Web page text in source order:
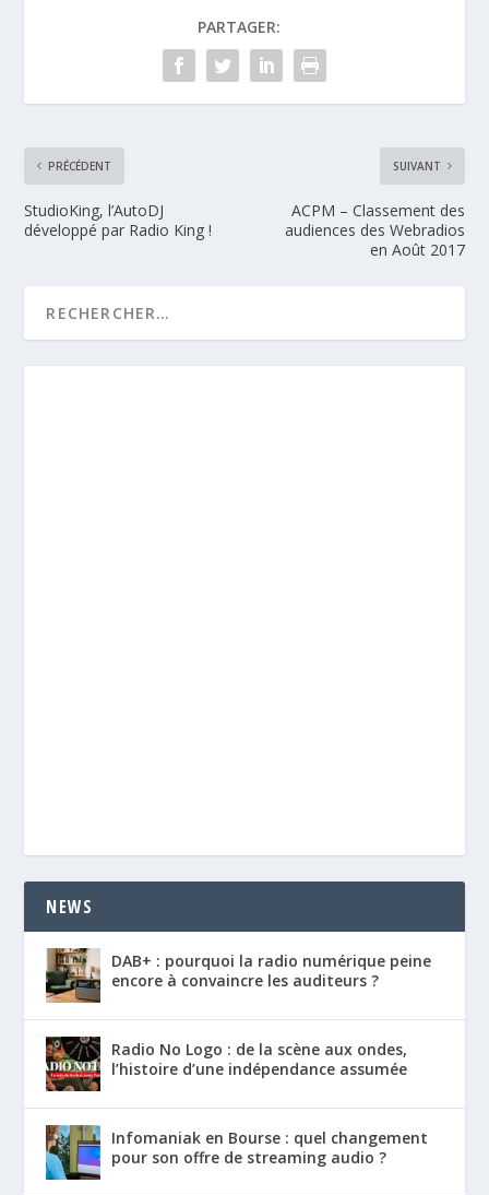
PARTAGER:
PRÉCÉDENT
StudioKing, l’AutoDJ
développé par Radio King !
SUIVANT
ACPM – Classement des
audiences des Webradios
en Août 2017
NEWS
DAB+ : pourquoi la radio numérique peine
encore à convaincre les auditeurs ?
Radio No Logo : de la scène aux ondes,
l’histoire d’une indépendance assumée
Infomaniak en Bourse : quel changement
pour son offre de streaming audio ?